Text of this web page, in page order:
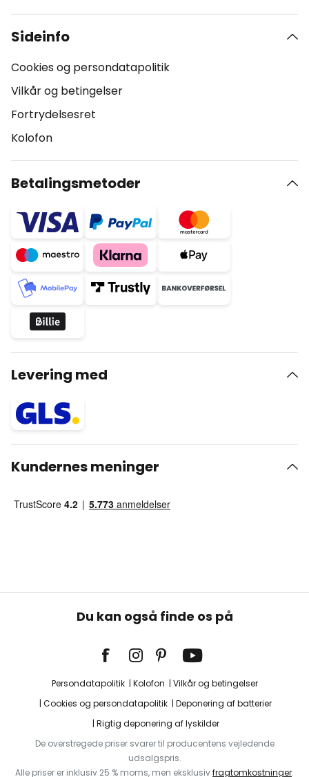
Sideinfo
Cookies og persondatapolitik
Vilkår og betingelser
Fortrydelsesret
Kolofon
Betalingsmetoder
Levering med
Kundernes meninger
Du kan også finde os på
Persondatapolitik Kolofon
Vilkår og betingelser
Cookies og persondatapolitik
Deponering af batterier
Rigtig deponering af lyskilder
De overstregede priser svarer til producentens vejledende
udsalgspris.
Alle priser er inklusiv 25 % moms, men eksklusivfragtomkostninger.